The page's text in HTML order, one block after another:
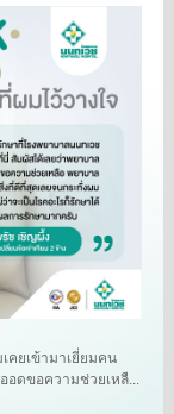
คยเข้ามาเยี่ยมคน
ดขอความช่วยเหลื...